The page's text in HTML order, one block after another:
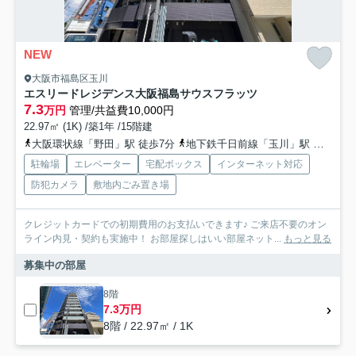
NEW
大阪市福島区玉川
エスリードレジデンス大阪福島サウスフラッツ
7.3万円 管理/共益費10,000円
22.97㎡ (1K) /築1年 /15階建
大阪環状線「野田」駅 徒歩7分
地下鉄千日前線「玉川」駅 徒歩7分
駐輪場 エレベーター 宅配ボックス
インターネット対応
防犯カメラ
敷地内ごみ置き場
クレジットカードでの初期費用のお支払いできます♪ ご来店不要のオン
ライン内見・契約も実施中！ お部屋探しはいい部屋ネット...
もっと見る
募集中の部屋
8階
7.3万円
8階 / 22.97㎡ / 1K